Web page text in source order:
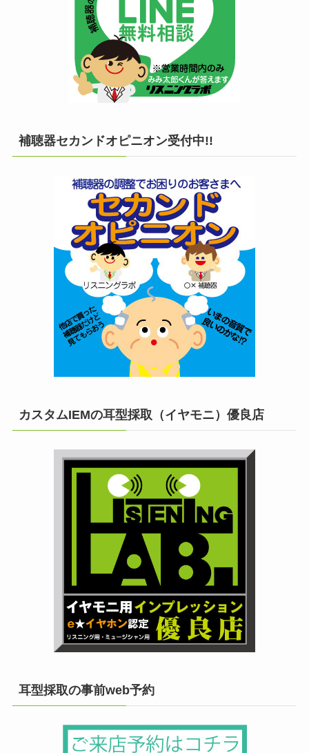
補聴器セカンドオピニオン受付中!!
カスタムIEMの耳型採取（イヤモニ）優良店
耳型採取の事前web予約